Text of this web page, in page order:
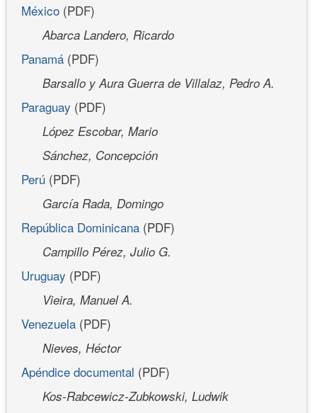
México (PDF)
Abarca Landero, Ricardo
Panamá (PDF)
Barsallo y Aura Guerra de Villalaz, Pedro A.
Paraguay (PDF)
López Escobar, Mario
Sánchez, Concepción
Perú (PDF)
García Rada, Domingo
República Dominicana (PDF)
Campillo Pérez, Julio G.
Uruguay (PDF)
Vieira, Manuel A.
Venezuela (PDF)
Nieves, Héctor
Apéndice documental (PDF)
Kos-Rabcewicz-Zubkowski, Ludwik